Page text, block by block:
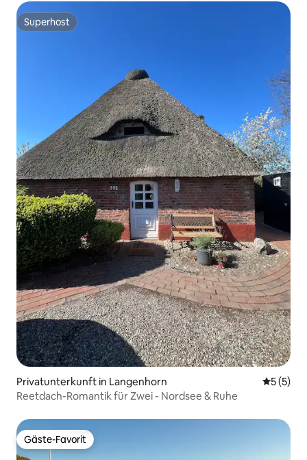
Superhost
Superhost
Privatunterkunft in Langenhorn
5 (5)
Reetdach-Romantik für Zwei - Nordsee & Ruhe
Gäste-Favorit
Gäste-Favorit